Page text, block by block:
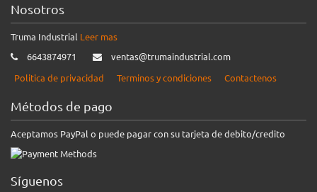
Nosotros
Truma Industrial Leer mas
6643874971
ventas@trumaindustrial.com
Politica de privacidad
Terminos y condiciones Contactenos
Métodos de pago
Aceptamos PayPal o puede pagar con su tarjeta de debito/credito
Síguenos